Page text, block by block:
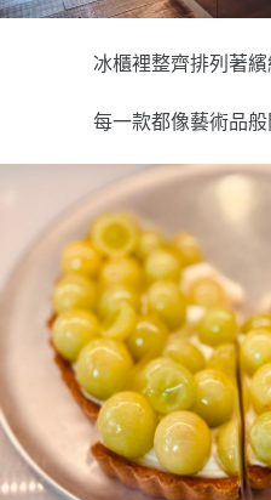
冰櫃裡整齊排列著繽
每一款都像藝術品般